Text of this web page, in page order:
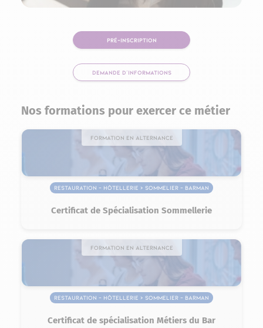
PRÉ-INSCRIPTION
DEMANDE D'INFORMATIONS
Nos formations pour exercer ce métier
Formation en alternance
Restauration – Hôtellerie > Sommelier – Barman
Certificat de Spécialisation Sommellerie
Formation en alternance
Restauration – Hôtellerie > Sommelier – Barman
Certificat de spécialisation Métiers du Bar